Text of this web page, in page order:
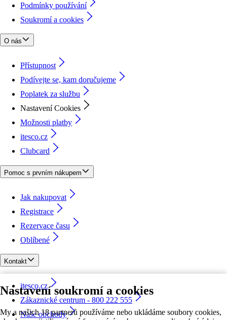
Nastavení soukromí a cookies
My a našich 18 partnerů používáme nebo ukládáme soubory cookies,
Podmínky používání
Soukromí a cookies
O nás
Přístupnost
Podívejte se, kam doručujeme
Poplatek za službu
Nastavení Cookies
Možnosti platby
itesco.cz
Clubcard
Pomoc s prvním nákupem
Jak nakupovat
Registrace
Rezervace času
Oblíbené
Kontakt
itesco.cz
Zákaznické centrum - 800 222 555
Naše obchody